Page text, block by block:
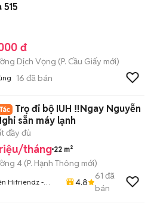
đ
Dịch Vọng (P. Cầu Giấy mới)
16 đã bán
Trọ đi bộ IUH ‼️Ngay Nguyễn
sẵn máy lạnh
đầy đủ
tháng 22 m²
4 (P. Hạnh Thông mới)
Hifriendz -
4.8
61 đã
bán